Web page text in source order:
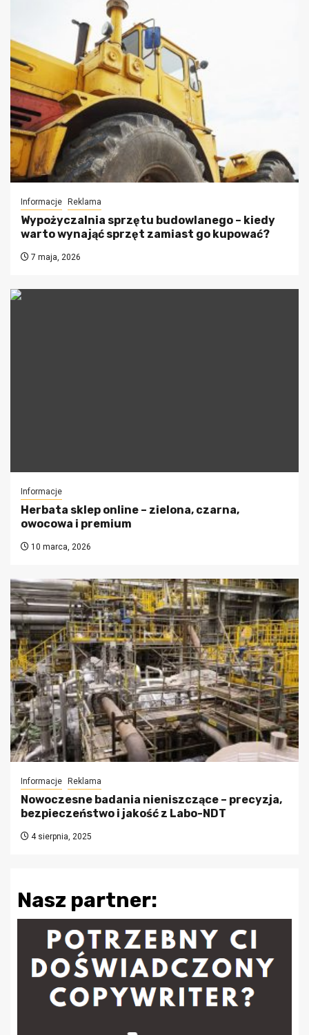
Informacje Reklama
Wypożyczalnia sprzętu budowlanego – kiedy
warto wynająć sprzęt zamiast go kupować?
7 maja, 2026
Informacje
Herbata sklep online – zielona, czarna,
owocowa i premium
10 marca, 2026
Informacje Reklama
Nowoczesne badania nieniszczące – precyzja,
bezpieczeństwo i jakość z Labo-NDT
4 sierpnia, 2025
Nasz partner: